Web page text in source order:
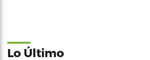
Lo Último